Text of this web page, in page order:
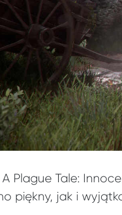
Plague Tale:
piękny, jak i